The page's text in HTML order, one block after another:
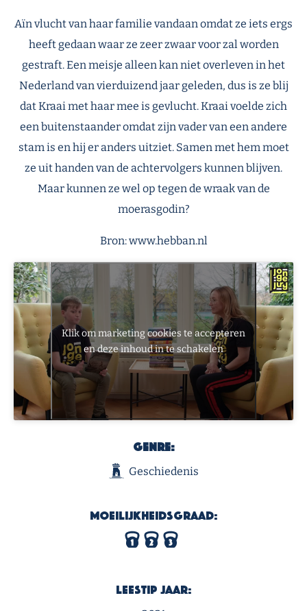
Aïn vlucht van haar familie vandaan omdat ze iets ergs
heeft gedaan waar ze zeer zwaar voor zal worden
gestraft. Een meisje alleen kan niet overleven in het
Nederland van vierduizend jaar geleden, dus is ze blij
dat Kraai met haar mee is gevlucht. Kraai voelde zich
een buitenstaander omdat zijn vader van een andere
stam is en hij er anders uitziet. Samen met hem moet
ze uit handen van de achtervolgers kunnen blijven.
Maar kunnen ze wel op tegen de wraak van de
moerasgodin?
Bron: www.hebban.nl
Klik om marketing cookies te accepteren
en deze inhoud in te schakelen
Genre:
Geschiedenis
Moeilijkheidsgraad:
Leestip Jaar: